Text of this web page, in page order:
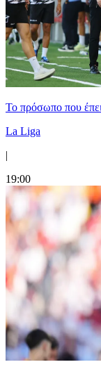
Το πρόσωπο που
La Liga
|
19:00